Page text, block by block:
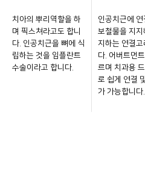
치아의 뿌리역할을 하
며 픽스쳐라고도 합니
다. 인공치근을 뼈에 식
립하는 것을 임플란트
수술이라고 합니다.
인공치근에 연
보철물을 지지
지하는 연결고
다. 어버트먼
르며 치과용
로 쉽게 연결
가 가능합니다.